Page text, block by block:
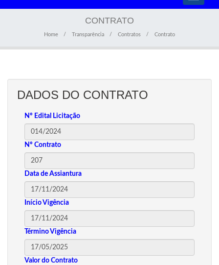
CONTRATO
Home Transparência Contratos Contrato
DADOS DO CONTRATO
Nº Edital Licitação
Nº Contrato
Data de Assiantura
Início Vigência
Término Vigência
Valor do Contrato